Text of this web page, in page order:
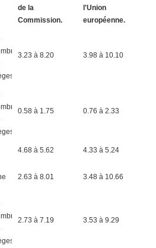
de la
Commission.
l'Union
européenne.
3.23 à 8.20 3.98 à 10.10
0.58 à 1.75 0.76 à 2.33
4.68 à 5.62 4.33 à 5.24
2.63 à 8.01 3.48 à 10.66
2.73 à 7.19 3.53 à 9.29